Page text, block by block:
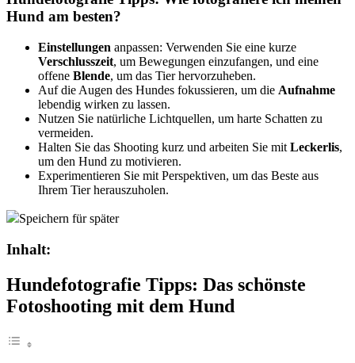
Hund am besten?
Einstellungen anpassen: Verwenden Sie eine kurze
Verschlusszeit, um Bewegungen einzufangen, und eine
offene Blende, um das Tier hervorzuheben.
Auf die Augen des Hundes fokussieren, um die Aufnahme
lebendig wirken zu lassen.
Nutzen Sie natürliche Lichtquellen, um harte Schatten zu
vermeiden.
Halten Sie das Shooting kurz und arbeiten Sie mit Leckerlis,
um den Hund zu motivieren.
Experimentieren Sie mit Perspektiven, um das Beste aus
Ihrem Tier herauszuholen.
Speichern für später
Inhalt:
Hundefotografie Tipps: Das schönste
Fotoshooting mit dem Hund